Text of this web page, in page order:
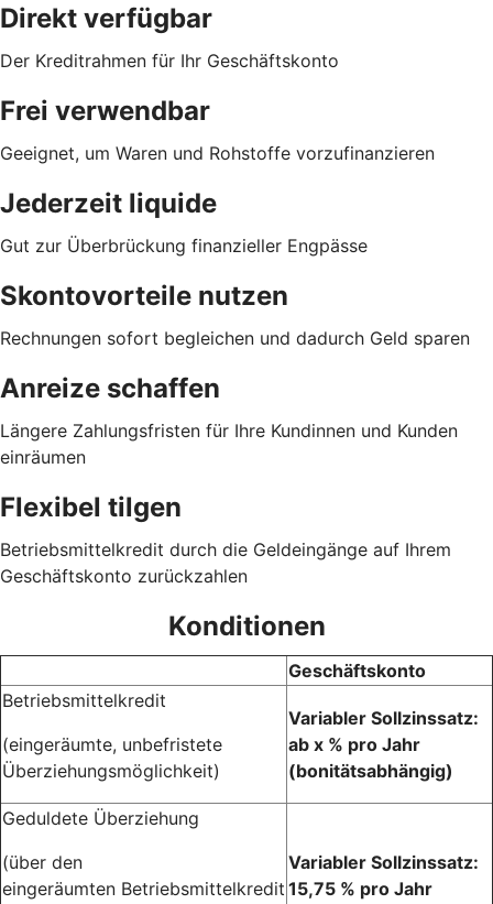
Direkt verfügbar
Der Kreditrahmen für Ihr Geschäftskonto
Frei verwendbar
Geeignet, um Waren und Rohstoffe vorzufinanzieren
Jederzeit liquide
Gut zur Überbrückung finanzieller Engpässe
Skontovorteile nutzen
Rechnungen sofort begleichen und dadurch Geld sparen
Anreize schaffen
Längere Zahlungsfristen für Ihre Kundinnen und Kunden
einräumen
Flexibel tilgen
Betriebsmittelkredit durch die Geldeingänge auf Ihrem
Geschäftskonto zurückzahlen
Konditionen
Geschäftskonto
Betriebsmittelkredit
(eingeräumte, unbefristete
Überziehungsmöglichkeit)
Variabler Sollzinssatz:
ab x % pro Jahr
(bonitätsabhängig)
Geduldete Überziehung
(über den
eingeräumten Betriebsmittelkredit
Variabler Sollzinssatz:
15,75 % pro Jahr